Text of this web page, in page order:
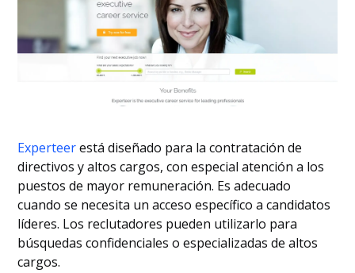
Experteerestá diseñado para la contratación de
directivos y altos cargos, con especial atención a los
puestos de mayor remuneración. Es adecuado
cuando se necesita un acceso específico a candidatos
líderes. Los reclutadores pueden utilizarlo para
búsquedas confidenciales o especializadas de altos
cargos.